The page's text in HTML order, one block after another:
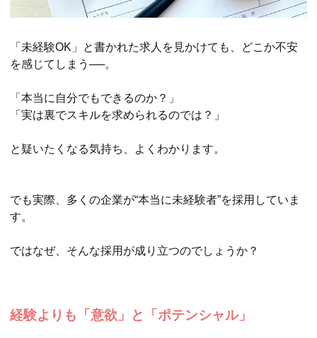
「未経験OK」と書かれた求人を見かけても、どこか不安
を感じてしまう──。
「本当に自分でもできるのか？」
「実は裏でスキルを求められるのでは？」
と疑いたくなる気持ち、よくわかります。
でも実際、多くの企業が“本当に未経験者”を採用していま
す。
ではなぜ、そんな採用が成り立つのでしょうか？
経験よりも「意欲」と「ポテンシャル」